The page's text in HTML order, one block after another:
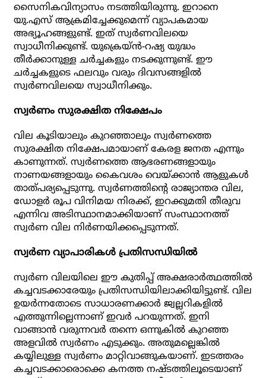
സൈനികവിന്യാസം നടത്തിയിരുന്നു. ഇറാനെ
യു.എസ് ആക്രമിച്ചേക്കുമെന്ന് വ്യാപകമായ
അഭ്യൂഹങ്ങളുണ്ട്. ഇത് സ്വര്‍ണവിലയെ
സ്വാധീനിക്കുണ്ട്. യുക്രെയ്ന്‍-റഷ്യ യുദ്ധം
തീര്‍ക്കാനുള്ള ചര്‍ച്ചകളും നടക്കുന്നുണ്ട്. ഈ
ചര്‍ച്ചകളുടെ ഫലവും വരും ദിവസങ്ങളില്‍
സ്വര്‍ണവിലയെ സ്വാധീനിക്കും.
സ്വര്‍ണം സുരക്ഷിത നിക്ഷേപം
വില കൂടിയാലും കുറഞ്ഞാലും സ്വര്‍ണത്തെ
സുരക്ഷിത നിക്ഷേപമായാണ് കേരള ജനത എന്നും
കാണുന്നത്. സ്വര്‍ണത്തെ ആഭരണങ്ങളായും
നാണയങ്ങളായും കൈവശം വെയ്ക്കാന്‍ ആളുകള്‍
താത്പര്യപ്പെടുന്നു. സ്വര്‍ണത്തിന്റെ രാജ്യാന്തര വില,
ഡോളര്‍ രൂപ വിനിമയ നിരക്ക്, ഇറക്കുമതി തീരുവ
എന്നിവ അടിസ്ഥാനമാക്കിയാണ് സംസ്ഥാനത്ത്
സ്വര്‍ണ വില നിര്‍ണയിക്കപ്പെടുന്നത്.
സ്വര്‍ണ വ്യാപാരികള്‍ പ്രതിസന്ധിയില്‍
സ്വര്‍ണ വിലയിലെ ഈ കുതിപ്പ് അക്ഷരാര്‍ത്ഥത്തില്‍
കച്ചവടക്കാരേയും പ്രതിസന്ധിയിലാക്കിയിട്ടുണ്ട്. വില
ഉയര്‍ന്നതോടെ സാധാരണക്കാര്‍ ജ്വല്ലറികളില്‍
എത്തുന്നില്ലെന്നാണ് ഇവര്‍ പറയുന്നത്. ഇനി
വാങ്ങാന്‍ വരുന്നവര്‍ തന്നെ ഒന്നുകില്‍ കുറഞ്ഞ
അളവില്‍ സ്വര്‍ണം എടുക്കും. അതുമല്ലെങ്കില്‍
കയ്യിലുള്ള സ്വര്‍ണം മാറ്റിവാങ്ങുകയാണ്. ഇടത്തരം
കച്ചവടക്കാരൊക്കെ കനത്ത നഷ്ടത്തിലൂടെയാണ്